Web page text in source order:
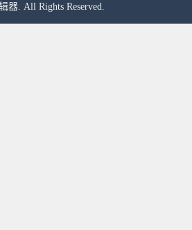
器. All Rights Reserved.